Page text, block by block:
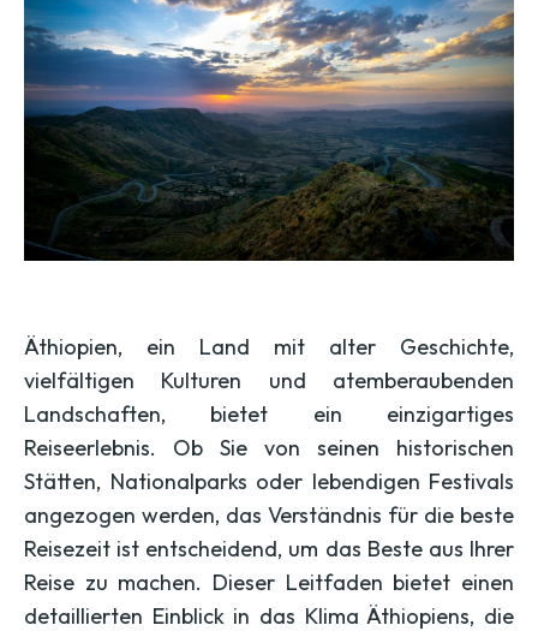
Äthiopien, ein Land mit alter Geschichte,
vielfältigen Kulturen und atemberaubenden
Landschaften, bietet ein einzigartiges
Reiseerlebnis. Ob Sie von seinen historischen
Stätten, Nationalparks oder lebendigen Festivals
angezogen werden, das Verständnis für die beste
Reisezeit ist entscheidend, um das Beste aus Ihrer
Reise zu machen. Dieser Leitfaden bietet einen
detaillierten Einblick in das Klima Äthiopiens, die